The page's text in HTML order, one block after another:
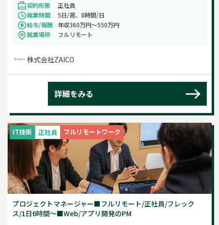
契約形態
正社員
就業時間
5日/週、8時間/日
給与/報酬
年収360万円〜550万円
就業場所
フルリモート
株式会社ZAICO
詳細をみる
IT技術 正社員 フルリモートワーク
プロジェクトマネージャー■フルリモート/正社員/フレック
ス/1日6時間～■Web/アプリ開発のPM